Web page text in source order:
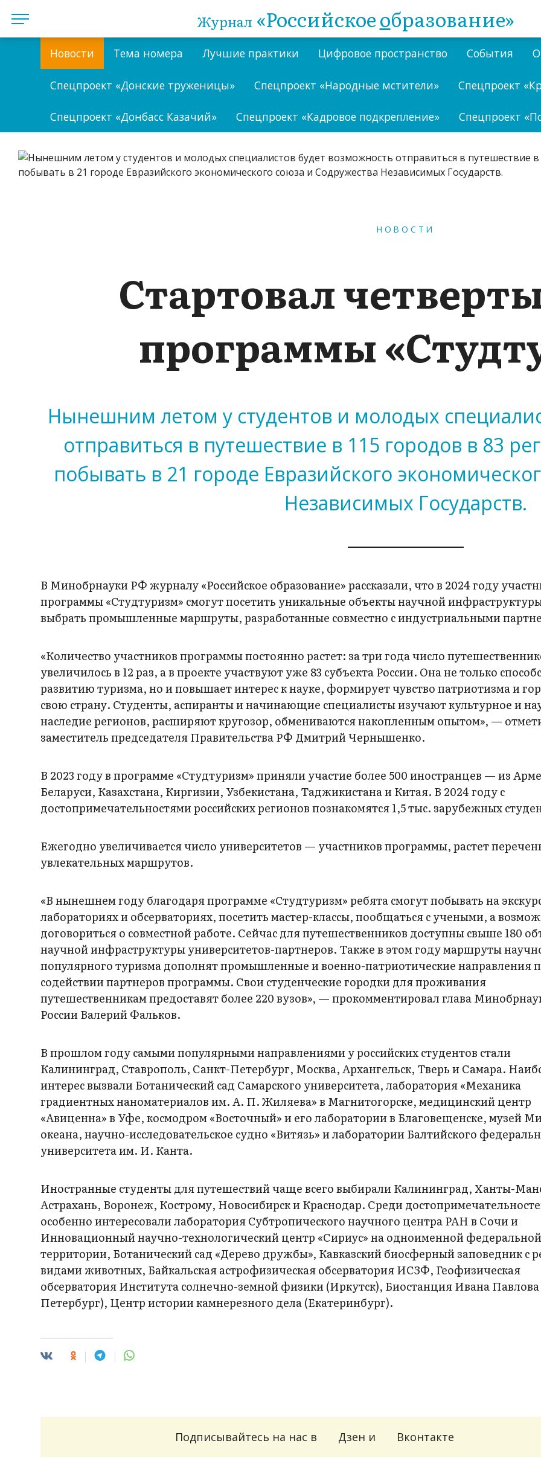
Журнал «Российскоеобразование»
Новости Тема номера Лучшие практики Цифровое пространство События
Спецпроект «Донские труженицы» Спецпроект «Народные мстители» Спецпроект
Спецпроект «Донбасс Казачий» Спецпроект «Кадровое подкрепление» Спецпроект
НОВОСТИ
Стартовал
программы
Нынешним летом у студентов и молодых
отправиться в путешествие в 115 городов в 83
побывать в 21 городе Евразийского
Независимых Государств.
В Минобрнауки РФ журналу «Российское образование» рассказали, что в 2024 году
программы «Студтуризм» смогут посетить уникальные объекты научной
выбрать промышленные маршруты, разработанные совместно с индустриальными
«Количество участников программы постоянно растет: за три года число
увеличилось в 12 раз, а в проекте участвуют уже 83 субъекта России. Она не только
развитию туризма, но и повышает интерес к науке, формирует чувство патриотизма и
свою страну. Студенты, аспиранты и начинающие специалисты изучают культурное и
наследие регионов, расширяют кругозор, обмениваются накопленным опытом», —
заместитель председателя Правительства РФ Дмитрий Чернышенко.
В 2023 году в программе «Студтуризм» приняли участие более 500 иностранцев — из
Беларуси, Казахстана, Киргизии, Узбекистана, Таджикистана и Китая. В 2024 году с
достопримечательностями российских регионов познакомятся 1,5 тыс. зарубежных
Ежегодно увеличивается число университетов — участников программы, растет
увлекательных маршрутов.
«В нынешнем году благодаря программе «Студтуризм» ребята смогут побывать на
лабораториях и обсерваториях, посетить мастер-классы, пообщаться с учеными, а
договориться о совместной работе. Сейчас для путешественников доступны свыше 180
научной инфраструктуры университетов-партнеров. Также в этом году маршруты
популярного туризма дополнят промышленные и военно-патриотические направления
содействии партнеров программы. Свои студенческие городки для проживания
путешественникам предоставят более 220 вузов», — прокомментировал глава
России Валерий Фальков.
В прошлом году самыми популярными направлениями у российских студентов стали
Калининград, Ставрополь, Санкт-Петербург, Москва, Архангельск, Тверь и Самара.
интерес вызвали Ботанический сад Самарского университета, лаборатория «Механика
градиентных наноматериалов им. А. П. Жиляева» в Магнитогорске, медицинский центр
«Авиценна» в Уфе, космодром «Восточный» и его лаборатории в Благовещенске, музей
океана, научно-исследовательское судно «Витязь» и лаборатории Балтийского
университета им. И. Канта.
Иностранные студенты для путешествий чаще всего выбирали Калининград, Ханты-
Астрахань, Воронеж, Кострому, Новосибирск и Краснодар. Среди
особенно интересовали лаборатория Субтропического научного центра РАН в Сочи и
Инновационный научно-технологический центр «Сириус» на одноименной
территории, Ботанический сад «Дерево дружбы», Кавказский биосферный заповедник с
видами животных, Байкальская астрофизическая обсерватория ИСЗФ, Геофизическая
обсерватория Института солнечно-земной физики (Иркутск), Биостанция Ивана
Петербург), Центр истории камнерезного дела (Екатеринбург).
Подписывайтесь на нас в Дзен и Вконтакте